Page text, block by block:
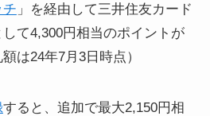
チ 」を経由して三井住友カード
て4,300円相当のポイントが
は24年7月3日時点）
すると、追加で最大2,150円相